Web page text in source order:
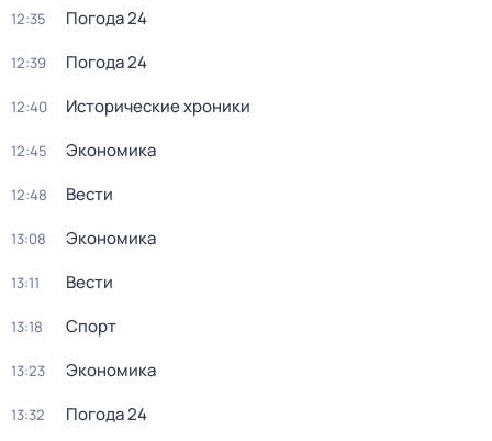
12:35 Погода 24
12:39 Погода 24
12:40 Исторические хроники
12:45 Экономика
12:48 Вести
13:08 Экономика
13:11 Вести
13:18 Спорт
13:23 Экономика
13:32 Погода 24